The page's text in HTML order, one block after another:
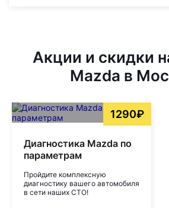
Акции и скидки
Mazda в
1290₽
Диагностика Mazda по
параметрам
Пройдите комплексную
диагностику вашего автомобиля
в сети наших СТО!